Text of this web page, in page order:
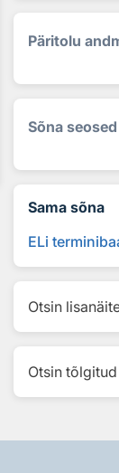
Päritolu
Sõna
Sama sõna
ELi
Otsin
Otsin